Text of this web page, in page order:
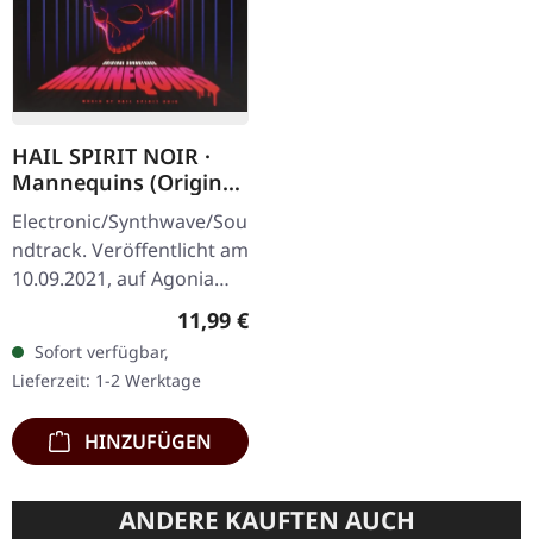
HAIL SPIRIT NOIR ·
Mannequins (Original
Soundtrack) |
DIGIPAK CD
Electronic/Synthwave/Sou
ndtrack. Veröffentlicht am
10.09.2021, auf Agonia
Records. CD im Digipak
mit durchsichtigem Tray
und 12-seitigem Booklet.
Die…
Regulärer Preis:
11,99 €
Sofort verfügbar,
Lieferzeit: 1-2 Werktage
HINZUFÜGEN
ANDERE KAUFTEN AUCH